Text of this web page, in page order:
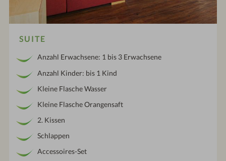
SUITE
Anzahl Erwachsene: 1 bis 3 Erwachsene
Anzahl Kinder: bis 1 Kind
Kleine Flasche Wasser
Kleine Flasche Orangensaft
2. Kissen
Schlappen
Accessoires-Set